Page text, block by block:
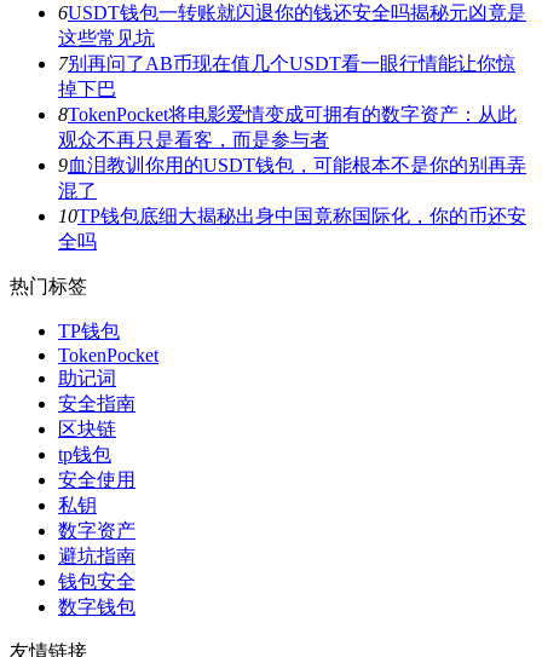
6USDT钱包一转账就闪退你的钱还安全吗揭秘元凶竟是
这些常见坑
7别再问了AB币现在值几个USDT看一眼行情能让你惊
掉下巴
8TokenPocket将电影爱情变成可拥有的数字资产：从此
观众不再只是看客，而是参与者
9血泪教训你用的USDT钱包，可能根本不是你的别再弄
混了
10TP钱包底细大揭秘出身中国竟称国际化，你的币还安
全吗
热门标签
TP钱包
TokenPocket
助记词
安全指南
区块链
tp钱包
安全使用
私钥
数字资产
避坑指南
钱包安全
数字钱包
友情链接